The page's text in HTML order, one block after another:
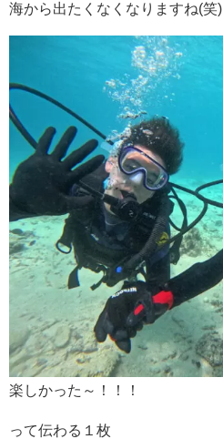
海から出たくなくなりますね(笑)
楽しかった～！！！
って伝わる１枚